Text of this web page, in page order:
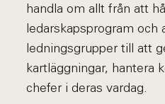
handla om allt från att
ledarskapsprogram och
ledningsgrupper till att
kartläggningar, hantera
chefer i deras vardag.